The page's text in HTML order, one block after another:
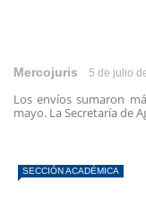
Mercojuris 5 de julio
Los envíos sumaron
mayo. La Secretaría de
SECCIÓN ACADÉMICA